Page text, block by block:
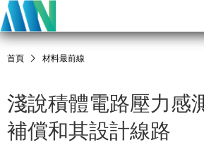
首頁 材料最前線
淺說積體電路壓力感
補償和其設計線路